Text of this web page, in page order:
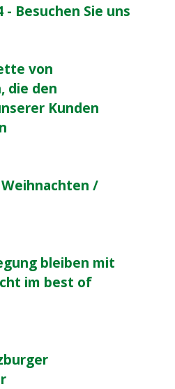
- Besuchen Sie uns
von
die den
Kunden
/
bleiben mit
im best of